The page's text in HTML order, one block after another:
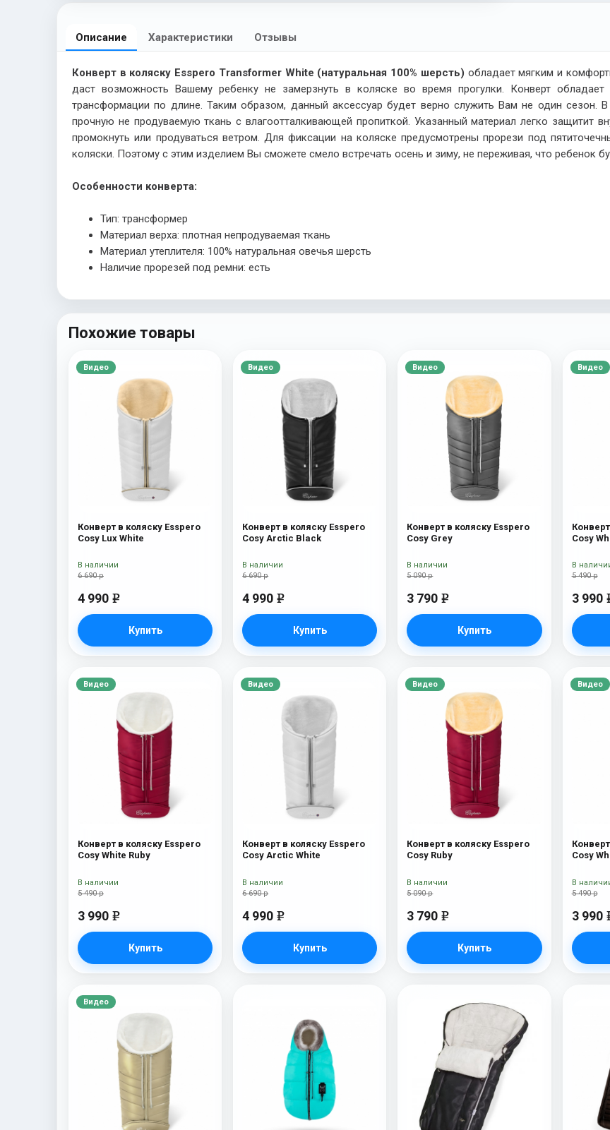
Описание Характеристики Отзывы
Конверт в коляску Esspero Transformer White (натуральная 100% шерсть) обладает мягким и
даст возможность Вашему ребенку не замерзнуть в коляске во время прогулки. Конверт
трансформации по длине. Таким образом, данный аксессуар будет верно служить Вам не один сезон. В
прочную не продуваемую ткань с влагоотталкивающей пропиткой. Указанный материал легко защитит
промокнуть или продуваться ветром. Для фиксации на коляске предусмотрены прорези под
коляски. Поэтому с этим изделием Вы сможете смело встречать осень и зиму, не переживая, что ребенок
Особенности конверта:
Тип: трансформер
Материал верха: плотная непродуваемая ткань
Материал утеплителя: 100% натуральная овечья шерсть
Наличие прорезей под ремни: есть
Похожие товары
Видео
Конверт в коляску Esspero
Cosy Lux White
6 690 р
4 990 e
Купить
В наличии
Видео
Конверт в коляску Esspero
Cosy Arctic Black
6 690 р
4 990 e
Купить
В наличии
Видео
Конверт в коляску Esspero
Cosy Grey
5 090 р
3 790 e
Купить
В наличии
Видео
Cosy
5 490 р
3 990
В
Видео
Конверт в коляску Esspero
Cosy White Ruby
5 490 р
3 990 e
Купить
В наличии
Видео
Конверт в коляску Esspero
Cosy Arctic White
6 690 р
4 990 e
Купить
В наличии
Видео
Конверт в коляску Esspero
Cosy Ruby
5 090 р
3 790 e
Купить
В наличии
Видео
Cosy
5 490 р
3 990
В
Видео